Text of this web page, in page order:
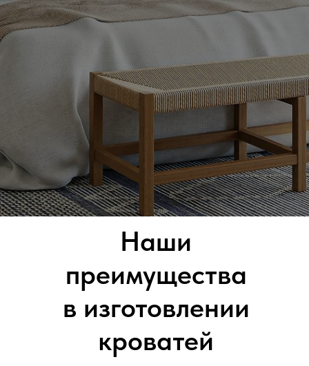
Наши
преимущества
в изготовлении
кроватей